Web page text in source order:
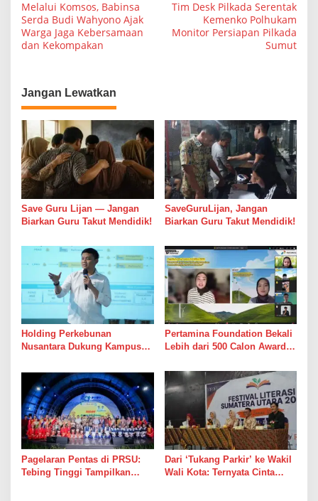
a
v
a
s
i
p
o
s
Melalui Komsos, Babinsa
Serda Budi Wahyono Ajak
Warga Jaga Kebersamaan
dan Kekompakan
Tim Desk Pilkada Serentak
Kemenko Polhukam
Monitor Persiapan Pilkada
Sumut
Jangan Lewatkan
Save Guru Lijan — Jangan
Biarkan Guru Takut Mendidik!
SaveGuruLijan, Jangan
Biarkan Guru Takut Mendidik!
Holding Perkebunan
Nusantara Dukung Kampus
Sandhiyudha Jadi Mahasiswa
Angkatan Pertama Magister
ITSI
Pertamina Foundation Bekali
Lebih dari 500 Calon Awardee
Tahap Wawancara
Pagelaran Pentas di PRSU:
Tebing Tinggi Tampilkan
Dari ‘Tukang Parkir’ ke Wakil
Wali Kota: Ternyata Cinta